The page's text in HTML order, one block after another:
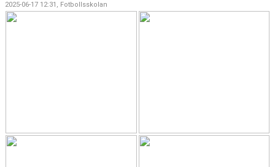
2025-06-17 12:31, Fotbollsskolan